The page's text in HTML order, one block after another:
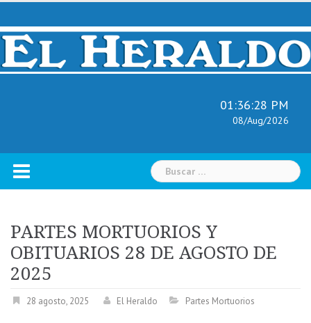
Skip
content
01:36:29 PM
08/Aug/2026
Buscar:
PARTES MORTUORIOS Y
OBITUARIOS 28 DE AGOSTO DE
2025
28 agosto, 2025 El Heraldo Partes Mortuorios